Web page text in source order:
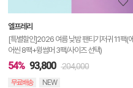
엘프레리
[특별할인]2026 여름 낮밤 팬티기저귀 11팩(에
어씬 8팩+윙썸머 3팩/사이즈 선택)
54% 93,800 204,000
무료배송 NEW